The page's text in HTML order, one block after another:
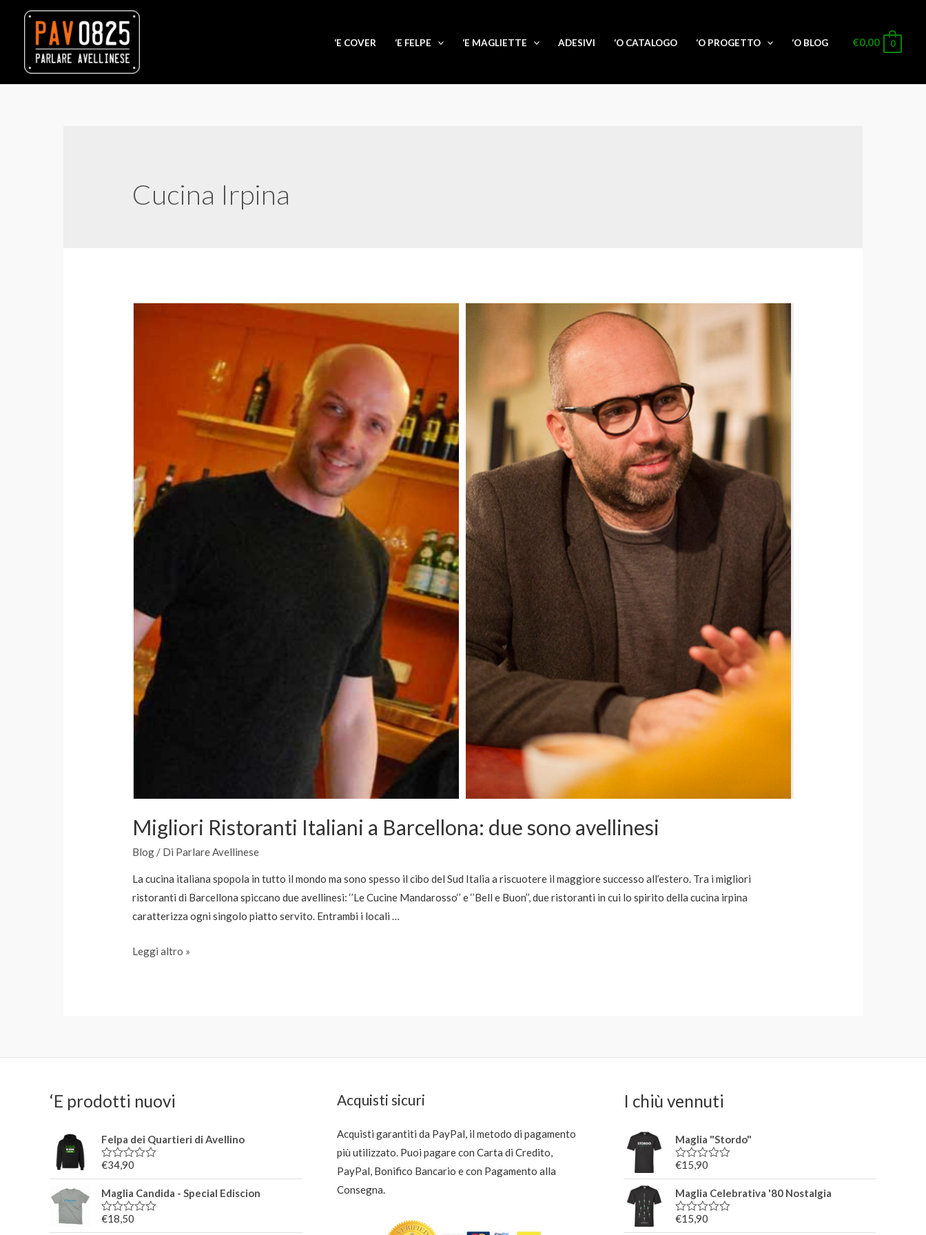
‘E COVER ‘E FELPE ‘E MAGLIETTE ADESIVI ‘O CATALOGO ‘O PROGETTO ‘O BLOG €0,00 0
Cucina Irpina
Migliori Ristoranti Italiani a Barcellona: due sono avellinesi
Blog / Di Parlare Avellinese
La cucina italiana spopola in tutto il mondo ma sono spesso il cibo del Sud Italia a riscuotere il maggiore successo all’estero. Tra i migliori
ristoranti di Barcellona spiccano due avellinesi: ‘’Le Cucine Mandarosso‘’ e ‘’Bell e Buon’’, due ristoranti in cui lo spirito della cucina irpina
caratterizza ogni singolo piatto servito. Entrambi i locali …
Migliori
sono
Leggi altro »
‘E prodotti nuovi
Felpa dei Quartieri di Avellino
V
a
l
u
t
a
€34,90
Maglia Candida - Special Ediscion
V
a
€18,50
Acquisti sicuri
Acquisti garantiti da PayPal, il metodo di pagamento
più utilizzato. Puoi pagare con Carta di Credito,
PayPal, Bonifico Bancario e con Pagamento alla
Consegna.
I chiù vennuti
Maglia "Stordo"
V
a
l
u
t
a
€15,90
Maglia Celebrativa '80 Nostalgia
V
a
€15,90